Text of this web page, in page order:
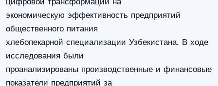
экономическую эффективность предприятий
общественного питания
хлебопекарной специализации Узбекистана. В ходе
исследования были
проанализированы производственные и финансовые
показатели предприятий за